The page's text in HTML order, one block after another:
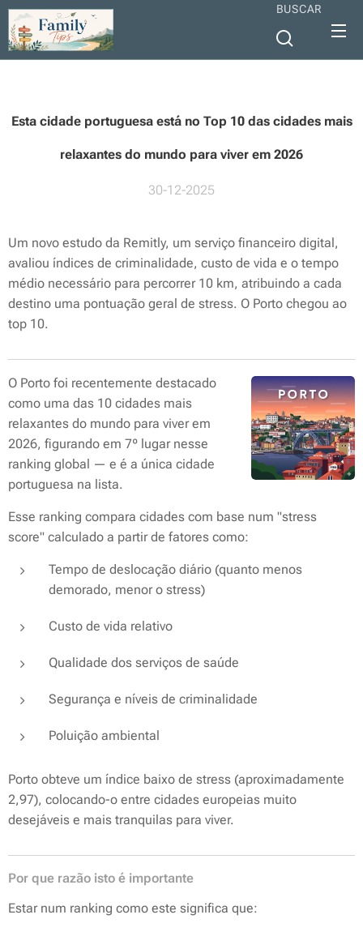
BUSCAR
Esta cidade portuguesa está no Top 10 das cidades mais
relaxantes do mundo para viver em 2026
30-12-2025
Um novo estudo da Remitly, um serviço financeiro digital,
avaliou índices de criminalidade, custo de vida e o tempo
médio necessário para percorrer 10 km, atribuindo a cada
destino uma pontuação geral de stress. O Porto chegou ao
top 10.
O Porto foi recentemente destacado
como uma das 10 cidades mais
relaxantes do mundo para viver em
2026, figurando em 7º lugar nesse
ranking global — e é a única cidade
portuguesa na lista.
Esse ranking compara cidades com base num "stress
score" calculado a partir de fatores como:
Tempo de deslocação diário (quanto menos
demorado, menor o stress)
Custo de vida relativo
Qualidade dos serviços de saúde
Segurança e níveis de criminalidade
Poluição ambiental
Porto obteve um índice baixo de stress (aproximadamente
2,97), colocando-o entre cidades europeias muito
desejáveis e mais tranquilas para viver.
Por que razão isto é importante
Estar num ranking como este significa que: